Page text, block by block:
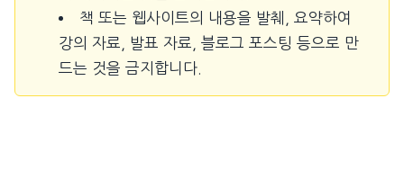
책 또는 웹사이트의 내용을 발췌, 요약하여
강의 자료, 발표 자료, 블로그 포스팅 등으로 만
드는 것을 금지합니다.